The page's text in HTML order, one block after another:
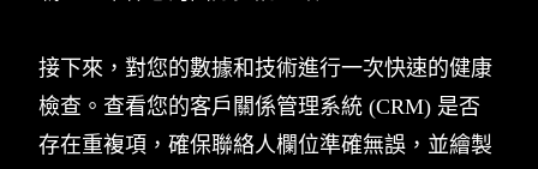
接下來，對您的數據和技術進行一次快速的健康
檢查。查看您的客戶關係管理系統 (CRM) 是否
存在重複項，確保聯絡人欄位準確無誤，並繪製